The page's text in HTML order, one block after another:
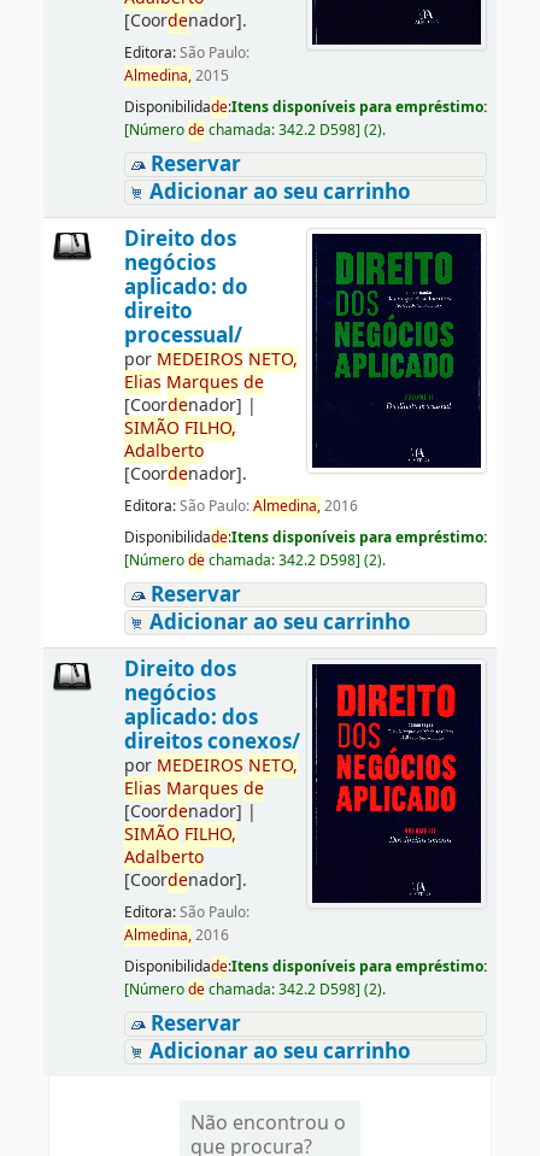
[Coordenador].
Editora:São Paulo:
Almedina,2015
Disponibilidade:Itens disponíveis para empréstimo:
[Númerodechamada:342.2 D598] (2).
Reservar
Adicionar ao seu carrinho
Direito dos
negócios
aplicado: do
direito
processual/
por MEDEIROS NETO,
Elias Marques de
[Coordenador] |
SIMÃO FILHO,
Adalberto
[Coordenador].
Editora:São Paulo:Almedina,2016
Disponibilidade:Itens disponíveis para empréstimo:
[Númerodechamada:342.2 D598] (2).
Reservar
Adicionar ao seu carrinho
Direito dos
negócios
aplicado: dos
direitos conexos/
por MEDEIROS NETO,
Elias Marques de
[Coordenador] |
SIMÃO FILHO,
Adalberto
[Coordenador].
Editora:São Paulo:
Almedina,2016
Disponibilidade:Itens disponíveis para empréstimo:
[Númerodechamada:342.2 D598] (2).
Reservar
Adicionar ao seu carrinho
Não encontrou o
que procura?